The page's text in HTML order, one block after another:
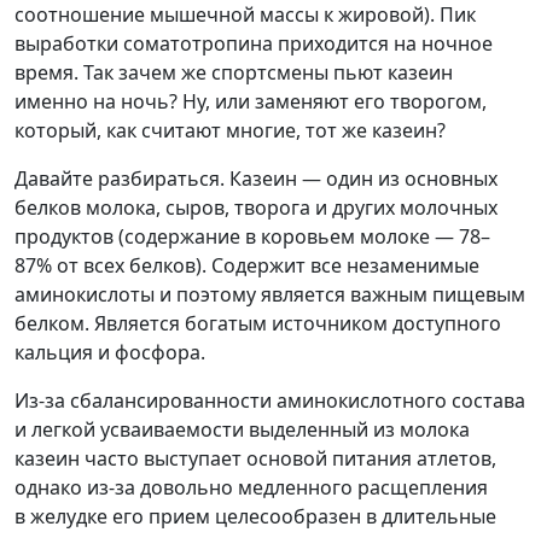
соотношение мышечной массы к жировой). Пик
выработки соматотропина приходится на ночное
время. Так зачем же спортсмены пьют казеин
именно на ночь? Ну, или заменяют его творогом,
который, как считают многие, тот же казеин?
Давайте разбираться. Казеин — один из основных
белков молока, сыров, творога и других молочных
продуктов (содержание в коровьем молоке — 78–
87% от всех белков). Содержит все незаменимые
аминокислоты и поэтому является важным пищевым
белком. Является богатым источником доступного
кальция и фосфора.
Из-за сбалансированности аминокислотного состава
и легкой усваиваемости выделенный из молока
казеин часто выступает основой питания атлетов,
однако из‑за довольно медленного расщепления
в желудке его прием целесообразен в длительные